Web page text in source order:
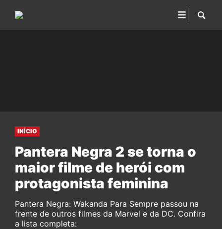
INÍCIO
Pantera Negra 2 se torna o
maior filme de herói com
protagonista feminina
Pantera Negra: Wakanda Para Sempre passou na
frente de outros filmes da Marvel e da DC. Confira
a lista completa: